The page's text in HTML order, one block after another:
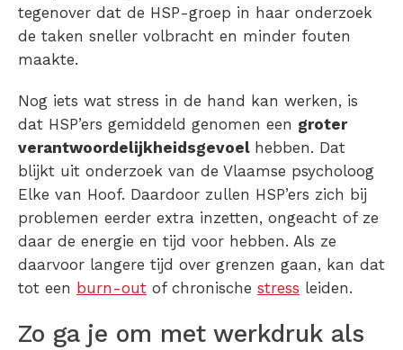
tegenover dat de HSP-groep in haar onderzoek
de taken sneller volbracht en minder fouten
maakte.
Nog iets wat stress in de hand kan werken, is
dat HSP’ers gemiddeld genomen een groter
verantwoordelijkheidsgevoel hebben. Dat
blijkt uit onderzoek van de Vlaamse psycholoog
Elke van Hoof. Daardoor zullen HSP’ers zich bij
problemen eerder extra inzetten, ongeacht of ze
daar de energie en tijd voor hebben. Als ze
daarvoor langere tijd over grenzen gaan, kan dat
tot een burn-out of chronische stress leiden.
Zo ga je om met werkdruk als